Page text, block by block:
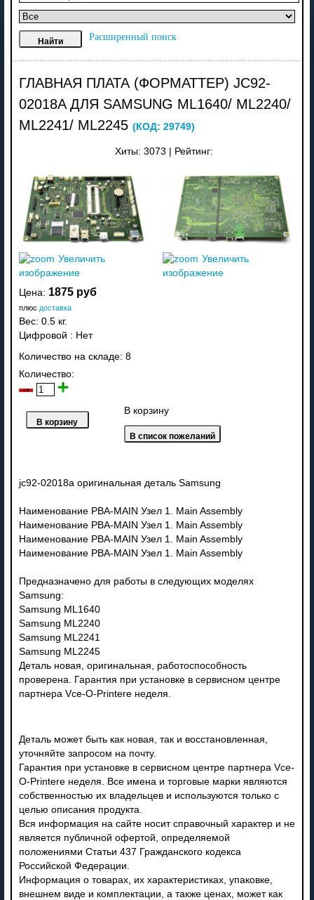
Расширенный поиск
ГЛАВНАЯ ПЛАТА (ФОРМАТТЕР) JC92-
02018A ДЛЯ SAMSUNG ML1640/ ML2240/
ML2241/ ML2245 (КОД: 29749)
Хиты: 3073 Рейтинг:
Увеличить
изображение
Увеличить
изображение
Цена: 1875 руб
плюс доставка
Вес: 0.5 кг.
Цифровой : Нет
Количество на складе: 8
Количество:
В корзину
jc92-02018a оригинальная деталь Samsung
Наименование PBA-MAIN Узел 1. Main Assembly
Наименование PBA-MAIN Узел 1. Main Assembly
Наименование PBA-MAIN Узел 1. Main Assembly
Наименование PBA-MAIN Узел 1. Main Assembly
Предназначено для работы в следующих моделях
Samsung:
Samsung ML1640
Samsung ML2240
Samsung ML2241
Samsung ML2245
Деталь новая, оригинальная, работоспособность
проверена. Гарантия при установке в сервисном центре
партнера Vce-O-Printere неделя.
Деталь может быть как новая, так и восстановленная,
уточняйте запросом на почту.
Гарантия при установке в сервисном центре партнера Vce-
O-Printere неделя. Все имена и торговые марки являются
собственностью их владельцев и используются только с
целью описания продукта.
Вся информация на сайте носит справочный характер и не
является публичной офертой, определяемой
положениями Статьи 437 Гражданского кодекса
Российской Федерации.
Информация о товарах, их характеристиках, упаковке,
внешнем виде и комплектации, а также ценах, может как